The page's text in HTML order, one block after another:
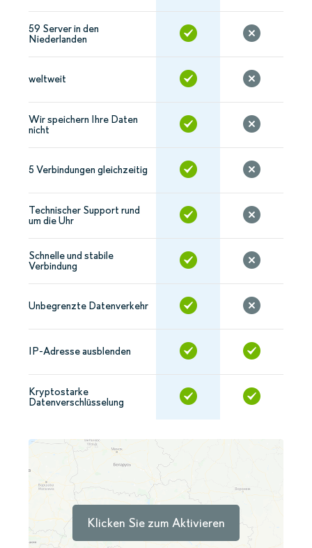
59 Server in den
Niederlanden
weltweit
Wir speichern Ihre Daten
nicht
5 Verbindungen gleichzeitig
Technischer Support rund
um die Uhr
Schnelle und stabile
Verbindung
Unbegrenzte Datenverkehr
IP-Adresse ausblenden
Kryptostarke
Datenverschlüsselung
Klicken Sie zum Aktivieren